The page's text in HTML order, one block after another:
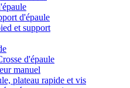
d'épaule
et support
d'épaule
manuel
plateau rapide et vis